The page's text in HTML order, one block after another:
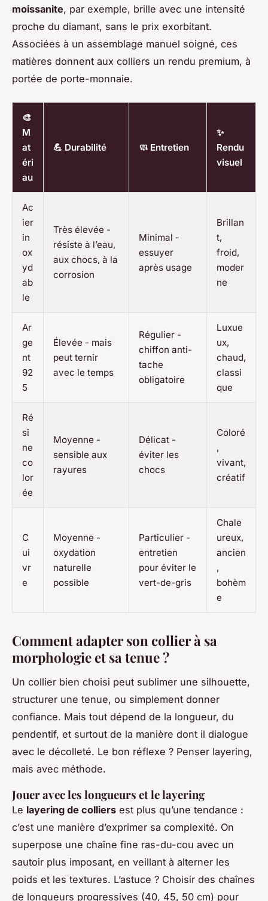
moissanite, par exemple, brille avec une intensité
proche du diamant, sans le prix exorbitant.
Associées à un assemblage manuel soigné, ces
matières donnent aux colliers un rendu premium, à
portée de porte-monnaie.
🎨
M
at
éri
au
💪 Durabilité 🧼 Entretien
✨
Rendu
visuel
Ac
ier
in
ox
yd
ab
le
Très élevée -
résiste à l’eau,
aux chocs, à la
corrosion
Minimal -
essuyer
après usage
Brillan
t,
froid,
moder
ne
Ar
ge
nt
92
5
Élevée - mais
peut ternir
avec le temps
Régulier -
chiffon anti-
tache
obligatoire
Luxue
ux,
chaud,
classi
que
Ré
si
ne
co
lor
ée
Moyenne -
sensible aux
rayures
Délicat -
éviter les
chocs
Coloré
,
vivant,
créatif
C
ui
vr
e
Moyenne -
oxydation
naturelle
possible
Particulier -
entretien
pour éviter le
vert-de-gris
Chale
ureux,
ancien
,
bohèm
e
Comment adapter son collier à sa
morphologie et sa tenue ?
Un collier bien choisi peut sublimer une silhouette,
structurer une tenue, ou simplement donner
confiance. Mais tout dépend de la longueur, du
pendentif, et surtout de la manière dont il dialogue
avec le décolleté. Le bon réflexe ? Penser layering,
mais avec méthode.
Jouer avec les longueurs et le layering
Le layering de colliers est plus qu’une tendance :
c’est une manière d’exprimer sa complexité. On
superpose une chaîne fine ras-du-cou avec un
sautoir plus imposant, en veillant à alterner les
poids et les textures. L’astuce ? Choisir des chaînes
de longueurs progressives (40, 45, 50 cm) pour